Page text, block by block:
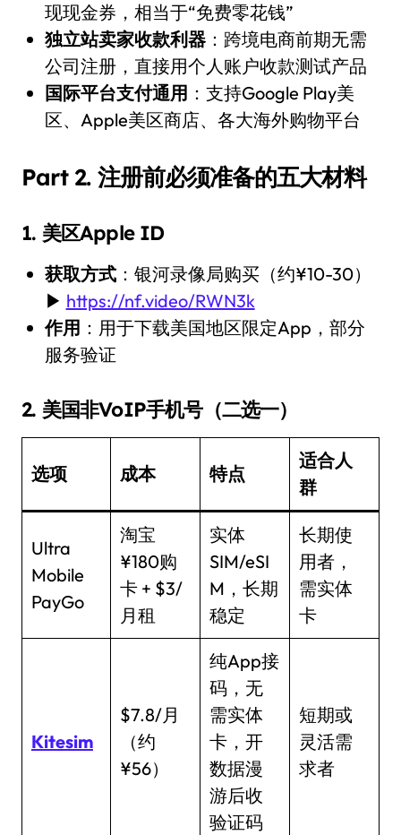
现现金券，相当于“免费零花钱”
独立站卖家收款利器：跨境电商前期无需
公司注册，直接用个人账户收款测试产品
国际平台支付通用 ：支持Google Play美
区、Apple美区商店、各大海外购物平台
Part 2. 注册前必须准备的五大材料
1. 美区Apple ID
获取方式：银河录像局购买（约¥10-30）
▶ https://nf.video/RWN3k
作用 ：用于下载美国地区限定App，部分
服务验证
2. 美国非VoIP手机号（二选一）
选项 成本 特点
适合人
群
Ultra
Mobile
PayGo
淘宝
¥180购
卡 + $3/
月租
实体
SIM/eSI
M，长期
稳定
长期使
用者，
需实体
卡
Kitesim
$7.8/月
（约
¥56）
纯App接
码，无
需实体
卡，开
数据漫
游后收
验证码
短期或
灵活需
求者